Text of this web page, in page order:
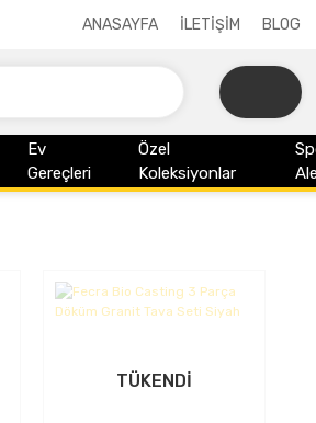
ANASAYFA İLETİŞİM BLOG
Ev
Gereçleri
Özel
Koleksiyonlar
TÜKENDİ